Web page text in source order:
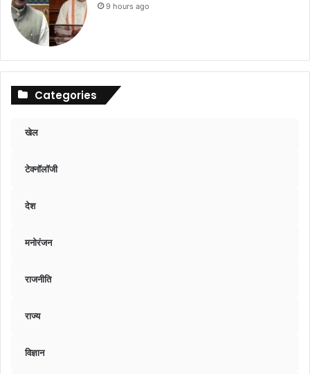
9 hours ago
Categories
खेल
टेक्नॉलॉजी
देश
मनोरंजन
राजनीति
राज्य
विज्ञान